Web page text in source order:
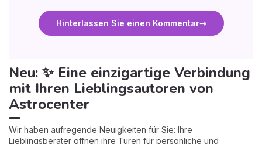
Hinterlassen Sie einen Kommentar
Neu: ✨ Eine einzigartige Verbindung
mit Ihren Lieblingsautoren von
Astrocenter
Wir haben aufregende Neuigkeiten für Sie: Ihre
Lieblingsberater öffnen ihre Türen für persönliche und